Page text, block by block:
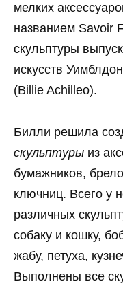
мелких
названием Savoir
скульптуры
искусств
(Billie Achilleo).
Билли решила
скульптуры из
бумажников,
ключниц. Всего у
различных
собаку и кошку,
жабу, петуха,
Выполнены все